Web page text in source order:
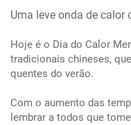
Uma leve onda de calor
Hoje é o Dia do Calor
tradicionais chineses,
quentes do verão.
Com o aumento das
lembrar a todos que